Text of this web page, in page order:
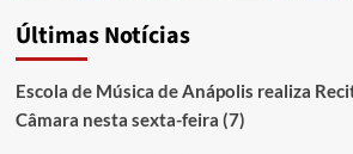
Últimas Notícias
Escola de Música de Anápolis realiza
Câmara nesta sexta-feira (7)